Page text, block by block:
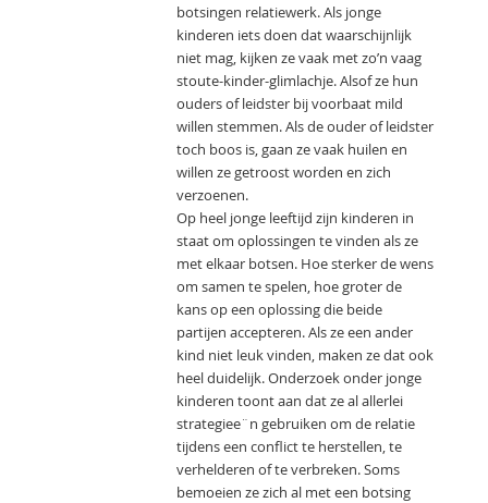
botsingen relatiewerk. Als jonge
kinderen iets doen dat waarschijnlijk
niet mag, kijken ze vaak met zo’n vaag
stoute-kinder-glimlachje. Alsof ze hun
ouders of leidster bij voorbaat mild
willen stemmen. Als de ouder of leidster
toch boos is, gaan ze vaak huilen en
willen ze getroost worden en zich
verzoenen.
Op heel jonge leeftijd zijn kinderen in
staat om oplossingen te vinden als ze
met elkaar botsen. Hoe sterker de wens
om samen te spelen, hoe groter de
kans op een oplossing die beide
partijen accepteren. Als ze een ander
kind niet leuk vinden, maken ze dat ook
heel duidelijk. Onderzoek onder jonge
kinderen toont aan dat ze al allerlei
strategiee¨n gebruiken om de relatie
tijdens een conflict te herstellen, te
verhelderen of te verbreken. Soms
bemoeien ze zich al met een botsing